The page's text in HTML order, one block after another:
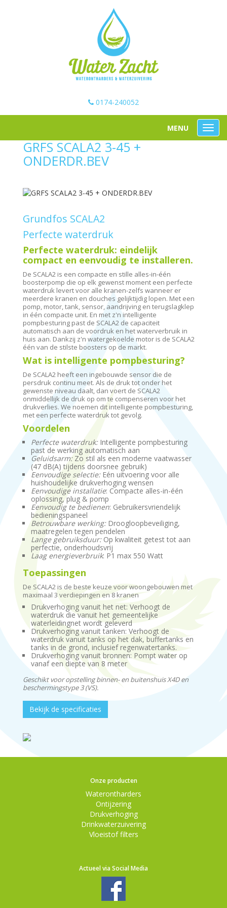
0174-240052
GRFS SCALA2 3-45 +
ONDERDR.BEV
Grundfos SCALA2
Perfecte waterdruk
Perfecte waterdruk: eindelijk
compact en eenvoudig te installeren.
De SCALA2 is een compacte en stille alles-in-één
boosterpomp die op elk gewenst moment een perfecte
waterdruk levert voor alle kranen-zelfs wanneer er
meerdere kranen en douches gelijktijdig lopen. Met een
pomp, motor, tank, sensor, aandrijving en terugslagklep
in één compacte unit. En met z'n intelligente
pompbesturing past de SCALA2 de capaciteit
automatisch aan de voordruk en het waterverbruik in
huis aan. Dankzij z'n watergekoelde motor is de SCALA2
één van de stilste boosters op de markt.
Wat is intelligente pompbesturing?
De SCALA2 heeft een ingebouwde sensor die de
persdruk continu meet. Als de druk tot onder het
gewenste niveau daalt, dan voert de SCALA2
onmiddellijk de druk op om te compenseren voor het
drukverlies. We noemen dit intelligente pompbesturing,
met een perfecte waterdruk tot gevolg.
Voordelen
Perfecte waterdruk:Intelligente pompbesturing
past de werking automatisch aan
Geluidsarm:Zo stil als een moderne vaatwasser
(47 dB(A) tijdens doorsnee gebruik)
Eenvoudige selectie:Eén uitvoering voor alle
huishoudelijke drukverhoging wensen
Eenvoudige installatie: Compacte alles-in-één
oplossing, plug & pomp
Eenvoudig te bedienen: Gebruikersvriendelijk
bedieningspaneel
Betrouwbare werking:Droogloopbeveiliging,
maatregelen tegen pendelen
Lange gebruiksduur:Op kwaliteit getest tot aan
perfectie, onderhoudsvrij
Laag energieverbruik: P1 max 550 Watt
Toepassingen
De SCALA2 is de beste keuze voor woongebouwen met
maximaal 3 verdiepingen en 8 kranen
Drukverhoging vanuit het net: Verhoogt de
waterdruk die vanuit het gemeentelijke
waterleidingnet wordt geleverd
Drukverhoging vanuit tanken: Verhoogt de
waterdruk vanuit tanks op het dak, buffertanks en
tanks in de grond, inclusief regenwatertanks.
Drukverhoging vanuit bronnen: Pompt water op
vanaf een diepte van 8 meter
Geschikt voor opstelling binnen- en buitenshuis X4D en
beschermingstype 3 (VS).
Bekijk de specificaties
Onze producten
Waterontharders
Ontijzering
Drukverhoging
Drinkwaterzuivering
Vloeistof filters
Actueel via Social Media